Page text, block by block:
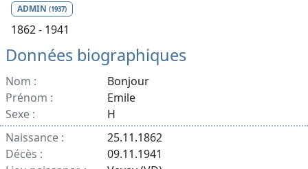
ADMIN (1937)
1862 - 1941
Données biographiques
Nom :
Bonjour
Prénom :
Emile
Sexe :
H
Naissance :
25.11.1862
Décès :
09.11.1941